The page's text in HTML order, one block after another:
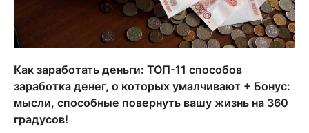
Как заработать деньги: ТОП-11 способов
заработка денег, о которых умалчивают + Бонус:
мысли, способные повернуть вашу жизнь на 360
градусов!